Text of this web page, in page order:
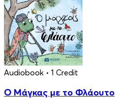
Audiobook • 1 Credit
Ο Μάγκας με το Φλάουτο